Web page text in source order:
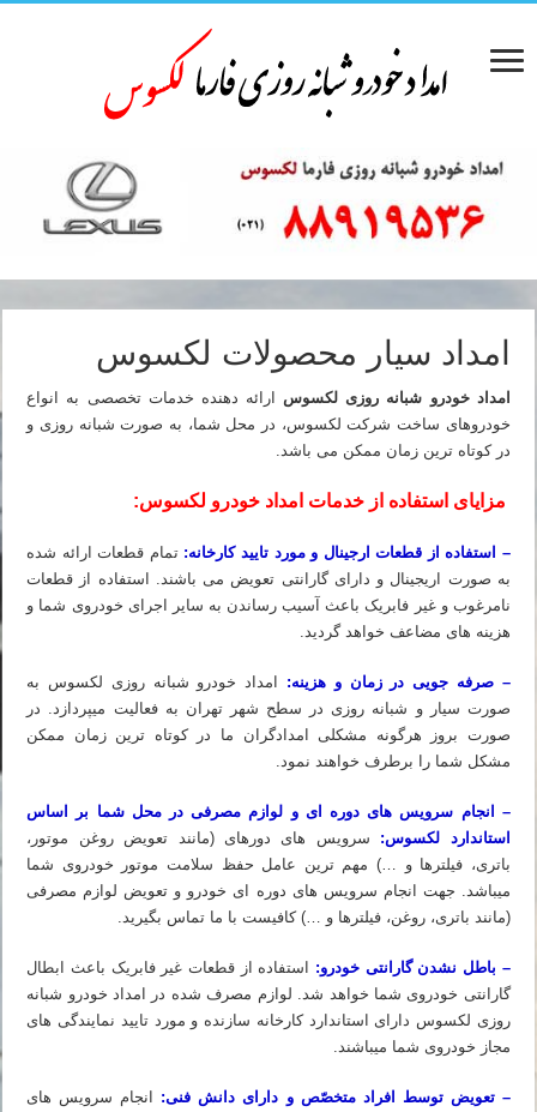
امداد سیار محصولات لکسوس
امداد خودرو شبانه روزی لکسوس ارائه دهنده خدمات تخصصی به انواع
خودروهای ساخت شرکت لکسوس، در محل شما، به صورت شبانه روزی و
در کوتاه ترین زمان ممکن می باشد.
مزایای استفاده از خدمات امداد خودرو لکسوس:
– استفاده از قطعات ارجینال و مورد تایید کارخانه: تمام قطعات ارائه شده
به صورت اریجینال و دارای گارانتی تعویض می باشند. استفاده از قطعات
نامرغوب و غیر فابریک باعث آسیب رساندن به سایر اجرای خودروی شما و
هزینه های مضاعف خواهد گردید.
– صرفه جویی در زمان و هزینه: امداد خودرو شبانه روزی لکسوس به
صورت سیار و شبانه روزی در سطح شهر تهران به فعالیت میپردازد. در
صورت بروز هرگونه مشکلی امدادگران ما در کوتاه ترین زمان ممکن
مشکل شما را برطرف خواهند نمود.
– انجام سرویس های دوره ای و لوازم مصرفی در محل شما بر اساس
استاندارد لکسوس: سرویس های دورهای (مانند تعویض روغن موتور،
باتری، فیلترها و …) مهم ترین عامل حفظ سلامت موتور خودروی شما
میباشد. جهت انجام سرویس های دوره ای خودرو و تعویض لوازم مصرفی
(مانند باتری، روغن، فیلترها و …) کافیست با ما تماس بگیرید.
– باطل نشدن گارانتی خودرو: استفاده از قطعات غیر فابریک باعث ابطال
گارانتی خودروی شما خواهد شد. لوازم مصرف شده در امداد خودرو شبانه
روزی لکسوس دارای استاندارد کارخانه سازنده و مورد تایید نمایندگی های
مجاز خودروی شما میباشند.
– تعویض توسط افراد متخصّص و دارای دانش فنی: انجام سرویس های